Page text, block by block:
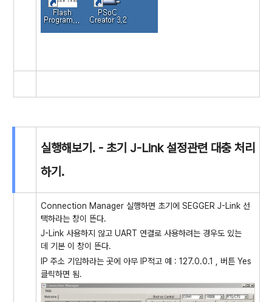
실행해보기. - 초기 J-Link 설정관련 대충 처리
하기.
Connection Manager 실행하면 초기에 SEGGER J-Link 선
택하라는 창이 뜬다.
J-Link 사용하지 않고 UART 연결로 사용하려는 경우도 있는
데 기본 이 창이 뜬다.
IP 주소 기입하라는 곳에 아무 IP적고 예 : 127.0.0.1 , 버튼 Yes
클릭하면 됨.